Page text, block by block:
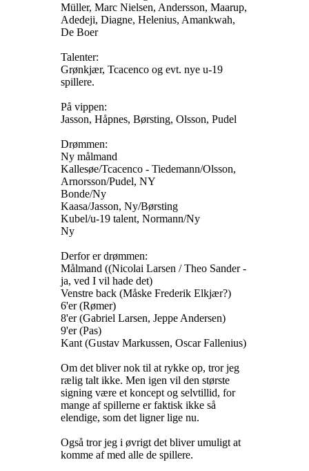
Müller, Marc Nielsen, Andersson, Maarup,
Adedeji, Diagne, Helenius, Amankwah,
De Boer
Talenter:
Grønkjær, Tcacenco og evt. nye u-19
spillere.
På vippen:
Jasson, Håpnes, Børsting, Olsson, Pudel
Drømmen:
Ny målmand
Kallesøe/Tcacenco - Tiedemann/Olsson,
Arnorsson/Pudel, NY
Bonde/Ny
Kaasa/Jasson, Ny/Børsting
Kubel/u-19 talent, Normann/Ny
Ny
Derfor er drømmen:
Målmand ((Nicolai Larsen / Theo Sander -
ja, ved I vil hade det)
Venstre back (Måske Frederik Elkjær?)
6'er (Rømer)
8'er (Gabriel Larsen, Jeppe Andersen)
9'er (Pas)
Kant (Gustav Markussen, Oscar Fallenius)
Om det bliver nok til at rykke op, tror jeg
rælig talt ikke. Men igen vil den største
signing være et koncept og selvtillid, for
mange af spillerne er faktisk ikke så
elendige, som det ligner lige nu.
Også tror jeg i øvrigt det bliver umuligt at
komme af med alle de spillere.